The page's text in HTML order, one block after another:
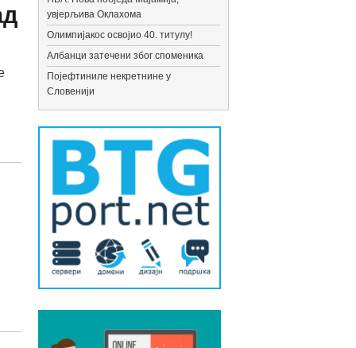
увјерљива Оклахома
Олимпијакос освојио 40. титулу!
Албанци затечени због споменика
Појефтиниле некретнине у
Словенији